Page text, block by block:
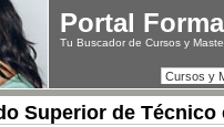
Portal
Tu Buscador de Cursos y
Cursos y
Superior de Técnico